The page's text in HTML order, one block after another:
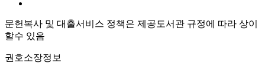
문헌복사 및 대출서비스 정책은 제공도서관 규정에 따라 상이
할수 있음
권호소장정보